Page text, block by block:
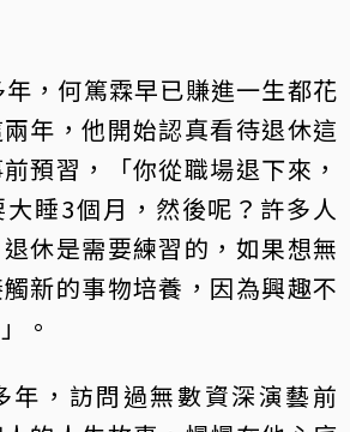
，何篤霖早已賺進一生都花
年，他開始認真看待退休這
預習，「你從職場退下來，
睡3個月，然後呢？許多人
休是需要練習的，如果想無
新的事物培養，因為興趣不
。
年，訪問過無數資深演藝前